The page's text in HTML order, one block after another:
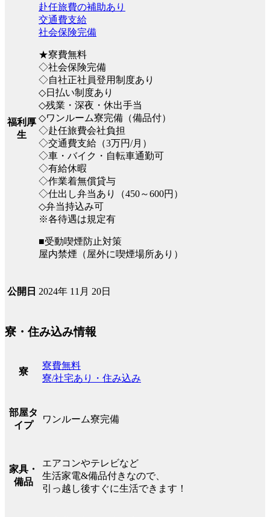
福利厚
生
赴任旅費の補助あり
交通費支給
社会保険完備
★寮費無料
◇社会保険完備
◇自社正社員登用制度あり
◇日払い制度あり
◇残業・深夜・休出手当
◇ワンルーム寮完備（備品付）
◇赴任旅費会社負担
◇交通費支給（3万円/月）
◇車・バイク・自転車通勤可
◇有給休暇
◇作業着無償貸与
◇仕出し弁当あり（450～600円）
◇弁当持込み可
※各待遇は規定有
■受動喫煙防止対策
屋内禁煙（屋外に喫煙場所あり）
公開日 2024年 11月 20日
寮・住み込み情報
寮
寮費無料
寮/社宅あり・住み込み
部屋タ
イプ
ワンルーム寮完備
家具・
備品
エアコンやテレビなど
生活家電&備品付きなので、
引っ越し後すぐに生活できます！